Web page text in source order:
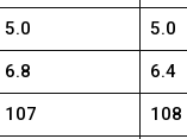
5.0 5.0
6.8 6.4
107 108